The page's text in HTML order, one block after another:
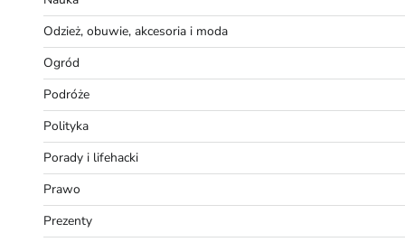
Odzież, obuwie, akcesoria i moda
Ogród
Podróże
Polityka
Porady i lifehacki
Prawo
Prezenty